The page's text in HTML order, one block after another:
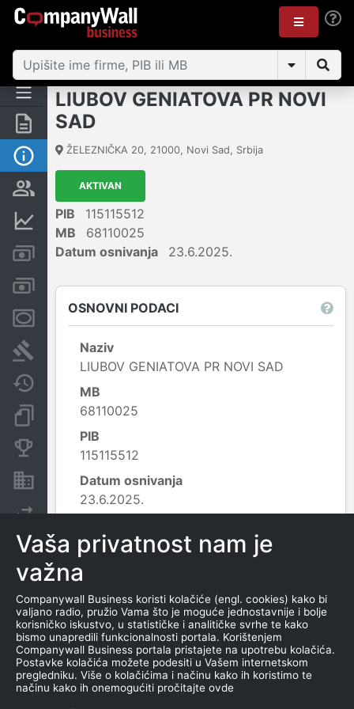
Rezime
Osnovni podaci
Vlasnička struktura
Finansijski podaci
Kreditni limit kompanije
Računi i blokade
Menice i zaloge
Sudski sporovi
Dokumenti i objave
Konkurentske kompanije
Nekretnine i imovina
Izvoz
LIUBOV GENIATOVA PR NOVI
SAD
ŽELEZNIČKA 20, 21000, Novi Sad, Srbija
AKTIVAN
PIB
115115512
MB
68110025
Datum osnivanja
23.6.2025.
OSNOVNI PODACI
Naziv
LIUBOV GENIATOVA PR NOVI SAD
MB
68110025
PIB
115115512
Datum osnivanja
23.6.2025.
6399 - Informacione uslužne delatnosti
na drugom mestu nepomenute;
KONTAKTI
E-MAIL
lubov.solomina@gmail.com
Vaša privatnost nam je
važna
Companywall Business koristi kolačiće (engl. cookies) kako bi
valjano radio, pružio Vama što je moguće jednostavnije i bolje
korisničko iskustvo, u statističke i analitičke svrhe te kako
bismo unapredili funkcionalnosti portala. Korištenjem
Companywall Business portala pristajete na upotrebu kolačića.
Postavke kolačića možete podesiti u Vašem internetskom
pregledniku. Više o kolačićima i načinu kako ih koristimo te
načinu kako ih onemogućiti pročitajte ovde